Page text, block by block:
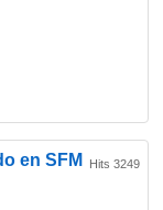
en SFM Hits 3249